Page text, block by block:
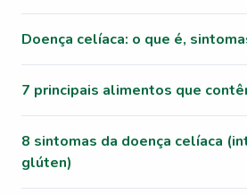
Doença celíaca: o que é,
7 principais alimentos que
8 sintomas da doença celíaca
glúten)